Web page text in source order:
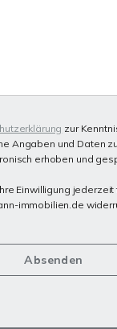
zur
Angaben und Daten
erhoben und
Einwilligung jederzeit
immobilien.de
Absenden